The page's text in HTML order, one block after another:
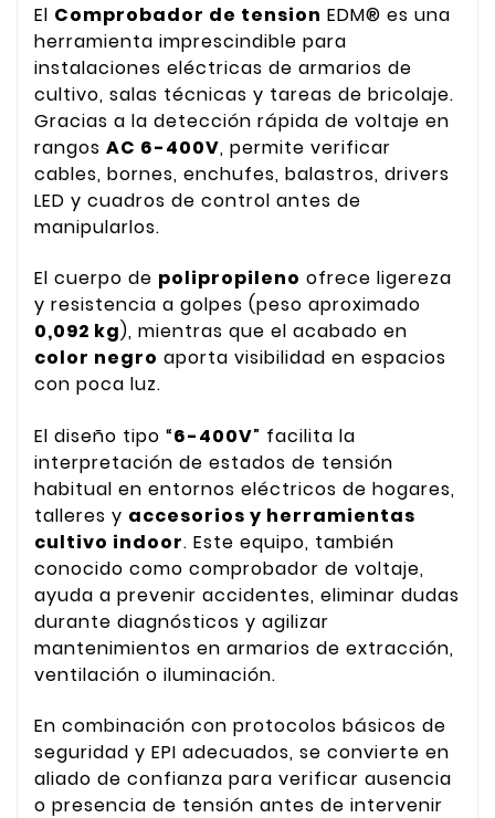
El Comprobador de tension EDM® es una
herramienta imprescindible para
instalaciones eléctricas de armarios de
cultivo, salas técnicas y tareas de bricolaje.
Gracias a la detección rápida de voltaje en
rangos AC 6-400V, permite verificar
cables, bornes, enchufes, balastros, drivers
LED y cuadros de control antes de
manipularlos.
El cuerpo de polipropileno ofrece ligereza
y resistencia a golpes (peso aproximado
0,092 kg), mientras que el acabado en
color negro aporta visibilidad en espacios
con poca luz.
El diseño tipo “6-400V” facilita la
interpretación de estados de tensión
habitual en entornos eléctricos de hogares,
talleres y accesorios y herramientas
cultivo indoor. Este equipo, también
conocido como comprobador de voltaje,
ayuda a prevenir accidentes, eliminar dudas
durante diagnósticos y agilizar
mantenimientos en armarios de extracción,
ventilación o iluminación.
En combinación con protocolos básicos de
seguridad y EPI adecuados, se convierte en
aliado de confianza para verificar ausencia
o presencia de tensión antes de intervenir